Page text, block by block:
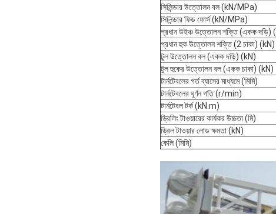
সিলিন্ডার উত্তোলন বল (kN/MPa)
সিলিন্ডার ফিড ফোর্স (kN/MPa)
প্রধান উইঞ্চ উত্তোলন শক্তি (একক দড়ি)
প্রধান হুক উত্তোলন শক্তি (2 চাকা) (kN)
টুল উত্তোলন বল (একক দড়ি) (kN)
টুল হুকের উত্তোলন বল (একক চাকা) (kN)
টার্নটেবলের গর্ত ব্যাসের মাধ্যমে (মিমি)
টার্নটেবলের ঘূর্ণন গতি (r/min)
টার্নটেবল টর্ক (kN.m)
ড্রিলিং টাওয়ারের কার্যকর উচ্চতা (মি)
ড্রিল টাওয়ার লোড ক্ষমতা (kN)
কেলি (মিমি)